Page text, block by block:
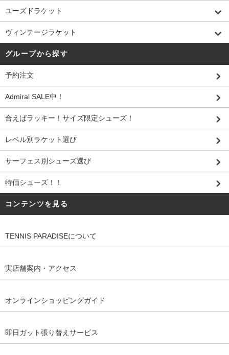
ユーズドラケット
ヴィンテージラケット
グループから探す
予約注文
Admiral SALE中！
合えばラッキー！サイズ限定シューズ！
レベル別ラケット選び
サーフェス別シューズ選び
特価シューズ！！
コンテンツを見る
TENNIS PARADISEについて
実店舗案内・アクセス
オンラインショッピングガイド
即日ガット張り替えサービス